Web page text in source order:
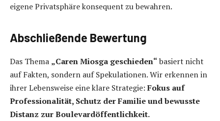
eigene Privatsphäre konsequent zu bewahren.
Abschließende Bewertung
Das Thema „Caren Miosga geschieden“basiert nicht
auf Fakten, sondern auf Spekulationen. Wir erkennen in
ihrer Lebensweise eine klare Strategie:Fokus auf
Professionalität, Schutz der Familie und bewusste
Distanz zur Boulevardöffentlichkeit.